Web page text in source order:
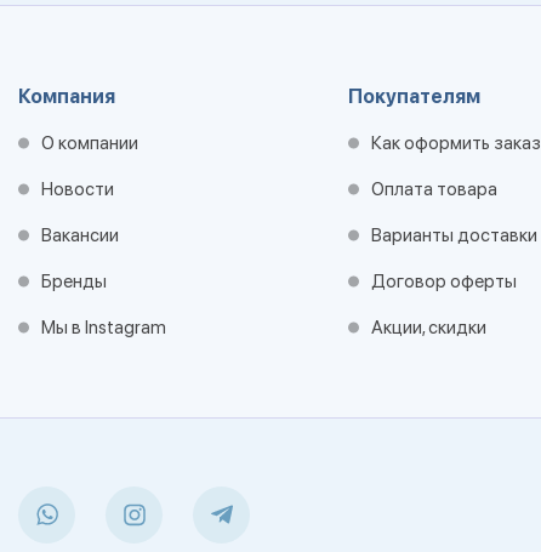
Компания
О компании
Новости
Вакансии
Бренды
Мы в Instagram
Покупателям
Как оформить заказ
Оплата товара
Варианты доставки
Договор оферты
Акции, скидки